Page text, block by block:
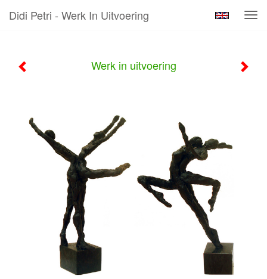
Didi Petri - Werk In Uitvoering
Werk in uitvoering